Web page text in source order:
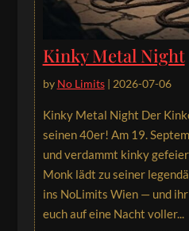
Kinky Metal Night
by No Limits| 2026-07-06
Kinky Metal Night Der
seinen 40er! Am 19.
und verdammt kinky
Monk lädt zu seiner
ins NoLimits Wien — und
euch auf eine Nacht voller...